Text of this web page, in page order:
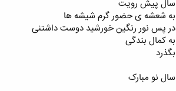
سال پیش رویت
به شعشه ی حضور گرم شیشه ها
در پس نور رنگین خورشید دوست داشتنی
به کمال بندگی
بگذرد
سال نو مبارک